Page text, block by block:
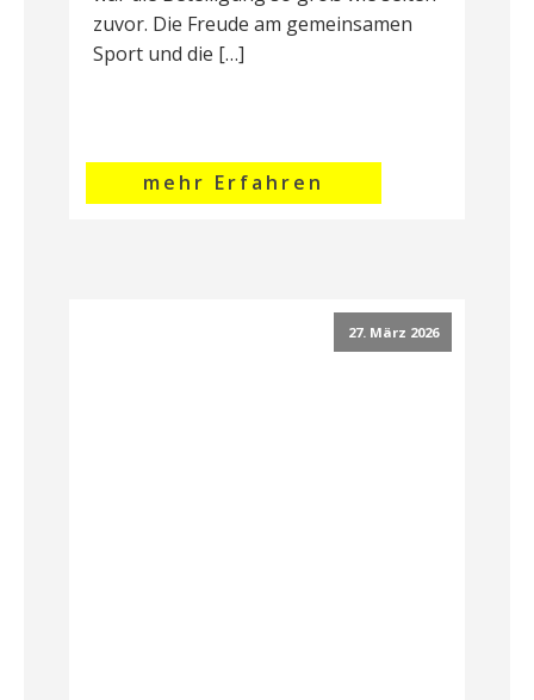
zuvor. Die Freude am gemeinsamen
Sport und die […]
mehr Erfahren
27. März 2026